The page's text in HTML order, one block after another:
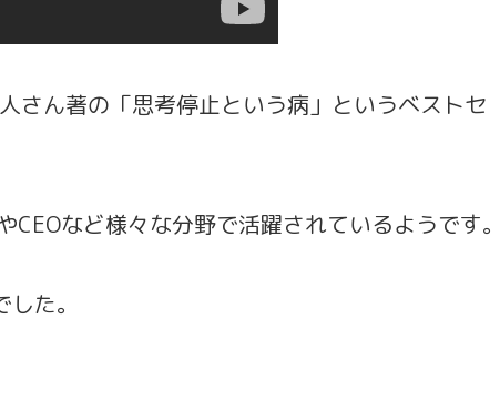
さん著の「思考停止という病」というベストセ
など様々な分野で活躍されているようです。
た。